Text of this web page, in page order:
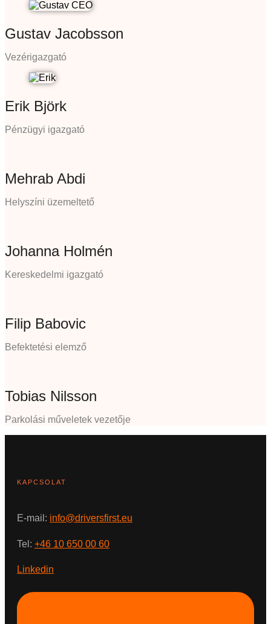
Gustav Jacobsson
Vezérigazgató
Erik Björk
Pénzügyi igazgató
Mehrab Abdi
Helyszíni üzemeltető
Johanna Holmén
Kereskedelmi igazgató
Filip Babovic
Befektetési elemző
Tobias Nilsson
Parkolási műveletek vezetője
KAPCSOLAT
E-mail: info@driversfirst.eu
Tel: +46 10 650 00 60
Linkedin